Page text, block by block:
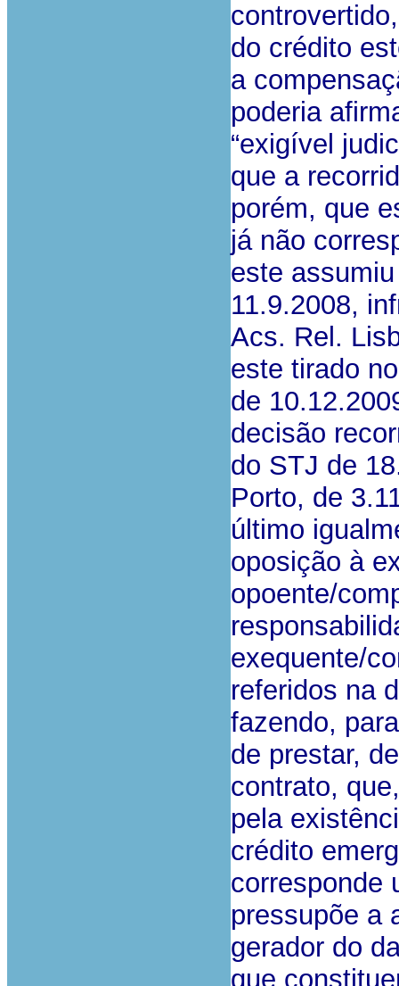
do crédito
a
poderia
“exigível
que a
porém, que
já não
este
11.9.2008,
Acs. Rel.
este tirado
de
decisão
do STJ de
Porto, de
último
oposição à
opoente/
exequente/
referidos na
fazendo,
de prestar,
contrato,
pela
crédito
corresponde
pressupõe a
gerador do
que